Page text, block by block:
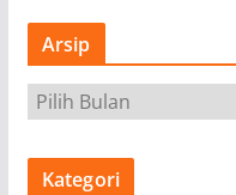
Arsip
s
Kategori